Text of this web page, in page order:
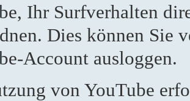
Ihr Surfverhalten
Dies können Sie
Account ausloggen.
von YouTube